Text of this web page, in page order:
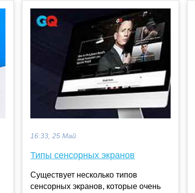
16:33, 25 Май
Типы сенсорных экранов
Существует несколько типов
сенсорных экранов, которые очень